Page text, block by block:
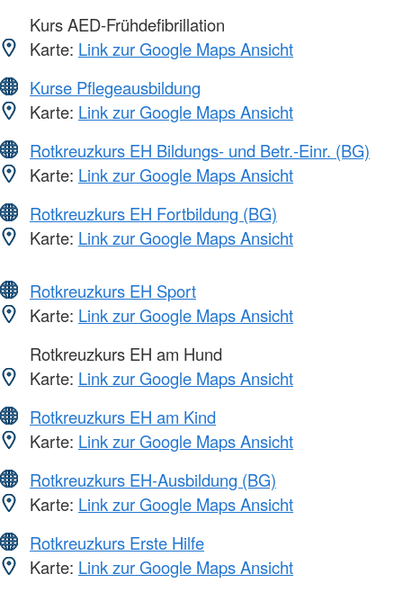
Kurs AED-Frühdefibrillation
Karte: Link zur Google Maps Ansicht
Kurse Pflegeausbildung
Karte: Link zur Google Maps Ansicht
Rotkreuzkurs EH Bildungs- und Betr.-Einr. (BG)
Karte: Link zur Google Maps Ansicht
Rotkreuzkurs EH Fortbildung (BG)
Karte: Link zur Google Maps Ansicht
Rotkreuzkurs EH Sport
Karte: Link zur Google Maps Ansicht
Rotkreuzkurs EH am Hund
Karte: Link zur Google Maps Ansicht
Rotkreuzkurs EH am Kind
Karte: Link zur Google Maps Ansicht
Rotkreuzkurs EH-Ausbildung (BG)
Karte: Link zur Google Maps Ansicht
Rotkreuzkurs Erste Hilfe
Karte: Link zur Google Maps Ansicht